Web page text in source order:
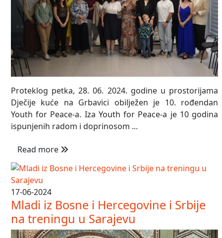
Proteklog petka, 28. 06. 2024. godine u prostorijama
Dječije kuće na Grbavici obilježen je 10. rođendan
Youth for Peace-a. Iza Youth for Peace-a je 10 godina
ispunjenih radom i doprinosom ...
Read more
17-06-2024
Mladi iz Bosne i Hercegovine i Srbije
na treningu u Sarajevu